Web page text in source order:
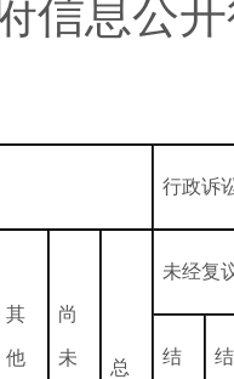
信息公
行政诉
其
他
尚
未 总
未经复
结 结